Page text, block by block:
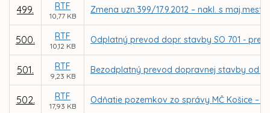
499. RTF
10,77 KB
Zmena uzn.399/17.9.2012 – nakl. s
500. RTF
10,12 KB
Odplatný prevod dopr. stavby SO 701 -
501. RTF
9,23 KB
Bezodplatný prevod dopravnej stavby od
502. RTF
17,93 KB
Odňatie pozemkov zo správy MČ Košice –